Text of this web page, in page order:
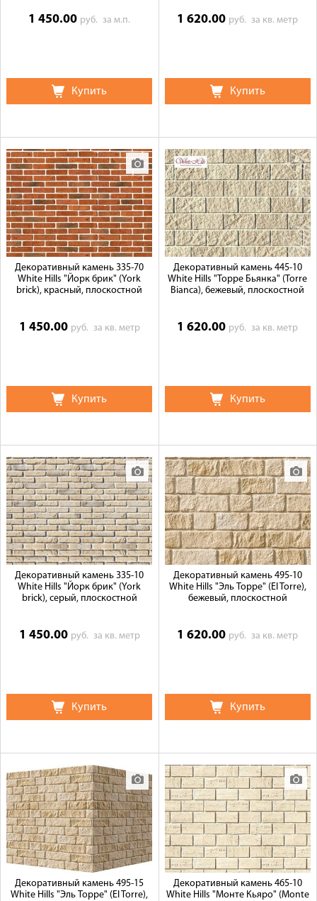
1 450.00 руб.за м.п.
Купить
1 620.00 руб.за кв. метр
Купить
Декоративный камень 335-70
White Hills "Йорк брик" (York
brick), красный, плоскостной
1 450.00 руб. за кв. метр
Купить
Декоративный камень 445-10
White Hills "Торре Бьянка" (Torre
Bianca), бежевый, плоскостной
1 620.00 руб.за кв. метр
Купить
Декоративный камень 335-10
White Hills "Йорк брик" (York
brick), серый, плоскостной
1 450.00 руб. за кв. метр
Купить
Декоративный камень 495-10
White Hills "Эль Торре" (El Torre),
бежевый, плоскостной
1 620.00 руб.за кв. метр
Купить
Декоративный камень 495-15
White Hills "Эль Торре" (El Torre),
Декоративный камень 465-10
White Hills "Монте Кьяро" (Monte